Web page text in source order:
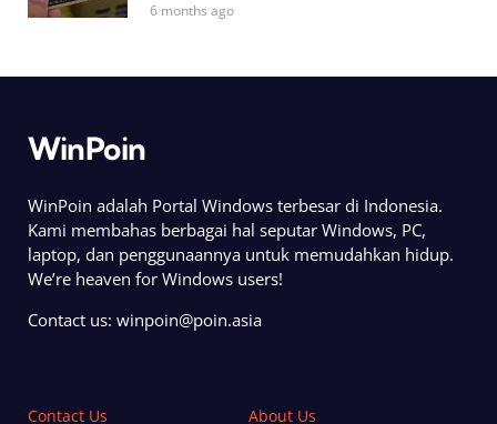
6 months ago
WinPoin
WinPoin adalah Portal Windows terbesar di Indonesia.
Kami membahas berbagai hal seputar Windows, PC,
laptop, dan penggunaannya untuk memudahkan hidup.
We’re heaven for Windows users!
Contact us: winpoin@poin.asia
Contact Us About Us